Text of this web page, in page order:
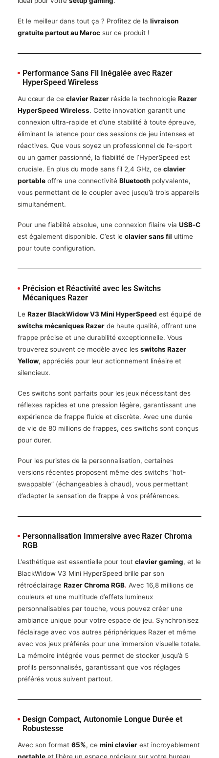
Et le meilleur dans tout ça ? Profitez de la livraison
gratuite partout au Maroc sur ce produit !
Performance Sans Fil Inégalée avec Razer
HyperSpeed Wireless
Au cœur de ce clavier Razer réside la technologie Razer
HyperSpeed Wireless. Cette innovation garantit une
connexion ultra-rapide et d’une stabilité à toute épreuve,
éliminant la latence pour des sessions de jeu intenses et
réactives. Que vous soyez un professionnel de l’e-sport
ou un gamer passionné, la fiabilité de l’HyperSpeed est
cruciale. En plus du mode sans fil 2,4 GHz, ce clavier
portable offre une connectivité Bluetooth polyvalente,
vous permettant de le coupler avec jusqu’à trois appareils
simultanément.
Pour une fiabilité absolue, une connexion filaire via USB-C
est également disponible. C’est le clavier sans fil ultime
pour toute configuration.
Précision et Réactivité avec les Switchs
Mécaniques Razer
Le Razer BlackWidow V3 Mini HyperSpeed est équipé de
switchs mécaniques Razer de haute qualité, offrant une
frappe précise et une durabilité exceptionnelle. Vous
trouverez souvent ce modèle avec les switchs Razer
Yellow, appréciés pour leur actionnement linéaire et
silencieux.
Ces switchs sont parfaits pour les jeux nécessitant des
réflexes rapides et une pression légère, garantissant une
expérience de frappe fluide et discrète. Avec une durée
de vie de 80 millions de frappes, ces switchs sont conçus
pour durer.
Pour les puristes de la personnalisation, certaines
versions récentes proposent même des switchs “hot-
swappable” (échangeables à chaud), vous permettant
d’adapter la sensation de frappe à vos préférences.
Personnalisation Immersive avec Razer Chroma
RGB
L’esthétique est essentielle pour tout clavier gaming, et le
BlackWidow V3 Mini HyperSpeed brille par son
rétroéclairage Razer Chroma RGB. Avec 16,8 millions de
couleurs et une multitude d’effets lumineux
personnalisables par touche, vous pouvez créer une
ambiance unique pour votre espace de jeu. Synchronisez
l’éclairage avec vos autres périphériques Razer et même
avec vos jeux préférés pour une immersion visuelle totale.
La mémoire intégrée vous permet de stocker jusqu’à 5
profils personnalisés, garantissant que vos réglages
préférés vous suivent partout.
Design Compact, Autonomie Longue Durée et
Robustesse
Avec son format 65%, ce mini clavier est incroyablement
portable et libère un espace précieux sur votre bureau.